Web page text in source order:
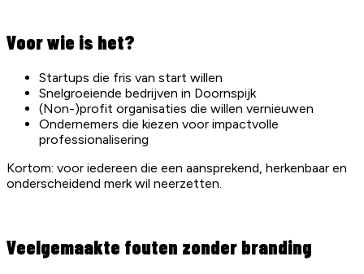
Voor wie is het?
Startups die fris van start willen
Snelgroeiende bedrijven in Doornspijk
(Non-)profit organisaties die willen vernieuwen
Ondernemers die kiezen voor impactvolle
professionalisering
Kortom: voor iedereen die een aansprekend, herkenbaar en
onderscheidend merk wil neerzetten.
Veelgemaakte fouten zonder branding